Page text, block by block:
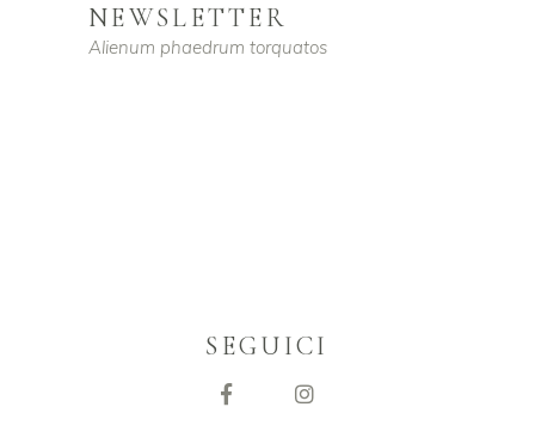
NEWSLETTER
Alienum phaedrum torquatos
SEGUICI